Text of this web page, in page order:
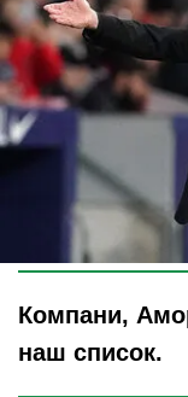
Компани,
наш список.